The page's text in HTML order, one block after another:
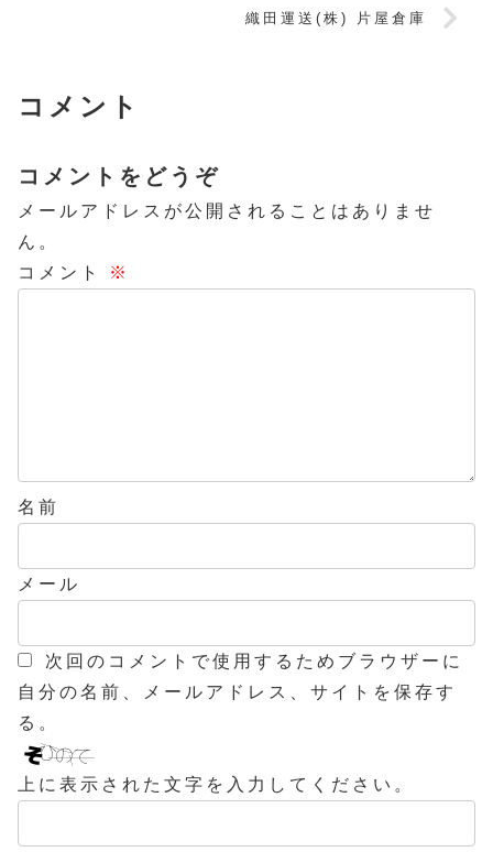
織田運送(株) 片屋倉庫
コメント
コメントをどうぞ
メールアドレスが公開されることはありませ
ん。
コメント
※
名前
メール
次回のコメントで使用するためブラウザーに
自分の名前、メールアドレス、サイトを保存す
る。
上に表示された文字を入力してください。